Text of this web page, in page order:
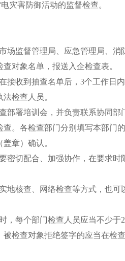
灾害防御活动的监督检查。
场监督管理局、应急管理局、
对象名单，报送入企检查表。
接收到抽查名单后， 3个工作日
检查人员。
部署培训会，并负责联系协同
。各检查部门分别填写本部门
章）确认。
密切配合、加强协作，在要求时
地核查、网络检查等方式，也
，每个部门检查人员应当不少于2
检查对象拒绝签字的应当在检